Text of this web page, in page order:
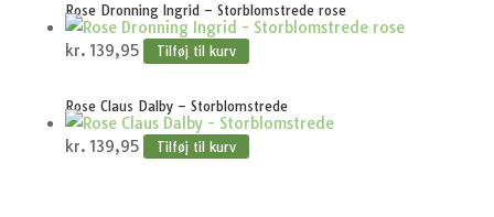
Rose Dronning Ingrid – Storblomstrede rose
kr. 139,95 Tilføj til kurv
Rose Claus Dalby – Storblomstrede
kr. 139,95 Tilføj til kurv